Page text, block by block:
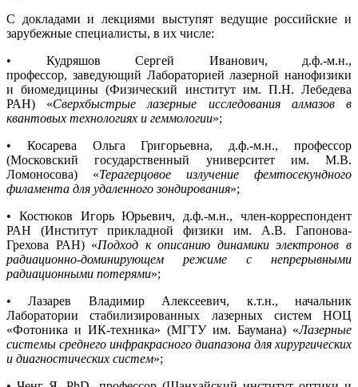
С докладами и лекциями выступят ведущие российские и
зарубежные специалисты, в их числе:
• Кудряшов Сергей Иванович, д.ф.-м.н.,
профессор, заведующий Лабораторией лазерной нанофизики
и биомедицины (Физический институт им. П.Н. Лебедева
РАН) «Сверхбыстрые лазерные исследования алмазов в
квантовых технологиях и геммологии»;
• Косарева Ольга Григорьевна, д.ф.-м.н., профессор
(Московский государственный университет им. М.В.
Ломоносова) «Терагерцовое излучение фемтосекундного
филамента для удаленного зондирования»;
• Костюков Игорь Юрьевич, д.ф.-м.н., член-корреспондент
РАН (Институт прикладной физики им. А.В. Гапонова-
Грехова РАН) «Подход к описанию динамики электронов в
радиационно-доминирующем режиме с непрерывными
радиационными потерями»;
• Лазарев Владимир Алексеевич, к.т.н., начальник
Лаборатории стабилизированных лазерных систем НОЦ
«Фотоника и ИК-техника» (МГТУ им. Баумана) «Лазерные
системы среднего инфракрасного диапазона для хирургических
и диагностических систем»;